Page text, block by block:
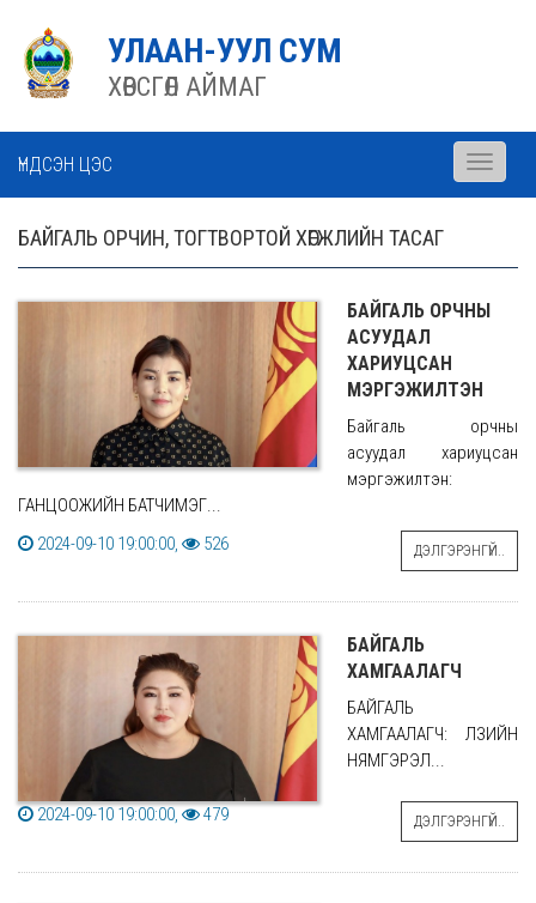
УЛААН-УУЛ СУМ
ХӨВСГӨЛ АЙМАГ
ҮНДСЭН ЦЭС
Toggle
БАЙГАЛЬ ОРЧИН, ТОГТВОРТОЙ ХӨГЖЛИЙН ТАСАГ
БАЙГАЛЬ ОРЧНЫ
АСУУДАЛ
ХАРИУЦСАН
МЭРГЭЖИЛТЭН
Байгаль орчны
асуудал хариуцсан
мэргэжилтэн:
ГАНЦООЖИЙН БАТЧИМЭГ...
2024-09-10 19:00:00,
526 ДЭЛГЭРЭНГҮЙ..
БАЙГАЛЬ
ХАМГААЛАГЧ
БАЙГАЛЬ
ХАМГААЛАГЧ: ӨЛЗИЙН
НЯМГЭРЭЛ...
2024-09-10 19:00:00, 479 ДЭЛГЭРЭНГҮЙ..